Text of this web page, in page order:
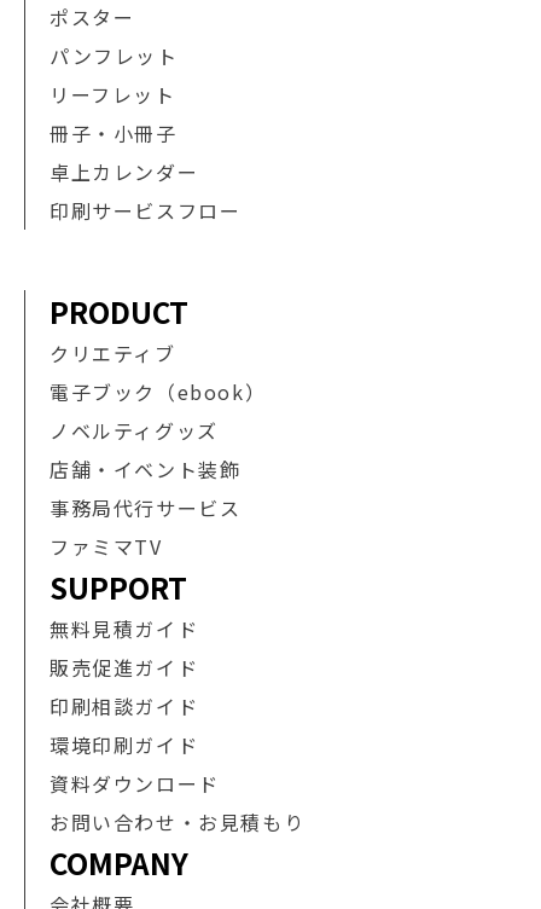
ポスター
パンフレット
リーフレット
冊子・小冊子
卓上カレンダー
印刷サービスフロー
PRODUCT
クリエティブ
電子ブック（ebook）
ノベルティグッズ
店舗・イベント装飾
事務局代行サービス
ファミマTV
SUPPORT
無料見積ガイド
販売促進ガイド
印刷相談ガイド
環境印刷ガイド
資料ダウンロード
お問い合わせ・お見積もり
COMPANY